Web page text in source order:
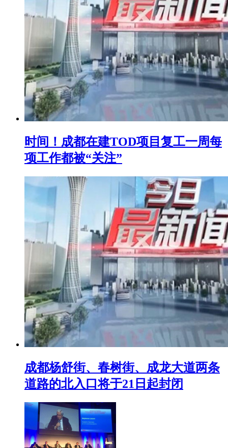
时间！成都在建TOD项目复工一周每
项工作都被“关注”
成都杨舒街、春树街、成龙大道两条
道路的北入口将于21日起封闭